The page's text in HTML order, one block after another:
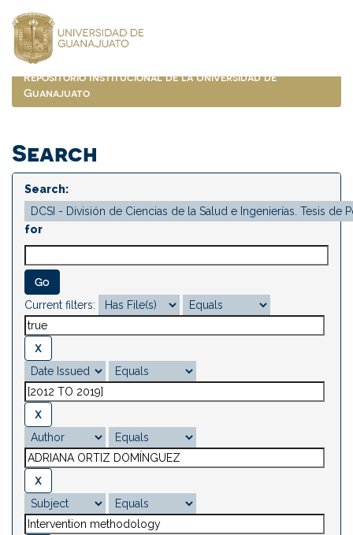
navigation
Repositorio Institucional de la Universidad de
Guanajuato
Search
Search:
for
Current filters: